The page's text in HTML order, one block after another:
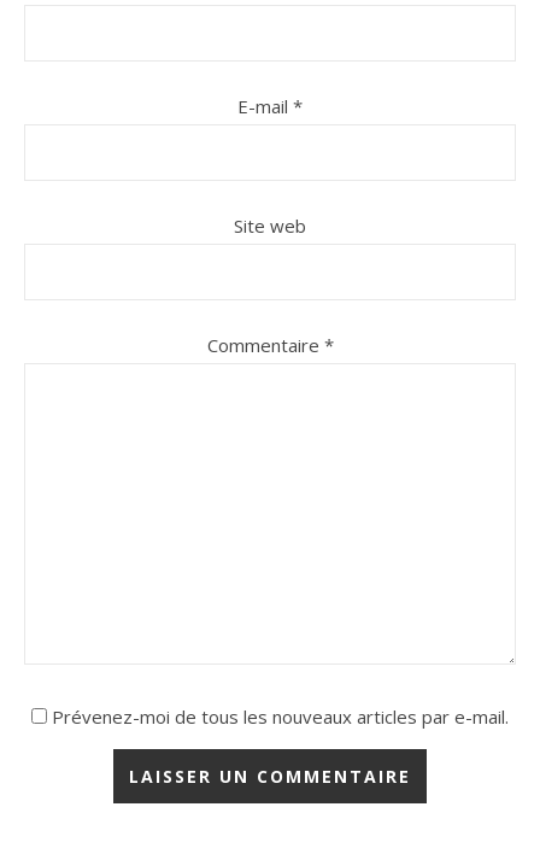
E-mail *
Site web
Commentaire *
Prévenez-moi de tous les nouveaux articles par e-mail.